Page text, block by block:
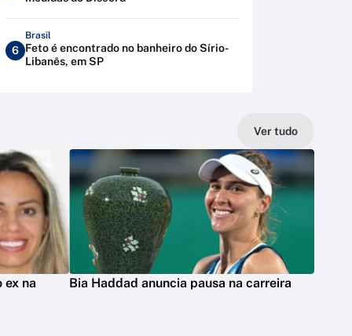
6
Brasil
Feto é encontrado no banheiro do Sírio-
Libanês, em SP
Ver tudo
ex na
Bia Haddad anuncia pausa na carreira